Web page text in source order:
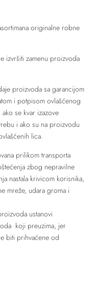
originalne robne
izvršiti zamenu proizvoda
proizvoda sa garancijom
i potpisom ovlašćenog
se kvar izazove
i ako su na proizvodu
lica.
prilikom transporta
zbog nepravilne
nastala krivicom korisnika,
mreže, udara groma i
ustanovi
koji preuzima, jer
biti prihvaćene od